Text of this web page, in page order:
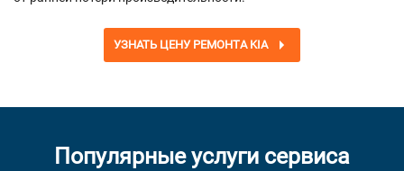
УЗНАТЬ ЦЕНУ РЕМОНТА KIA
Популярные услуги сервиса